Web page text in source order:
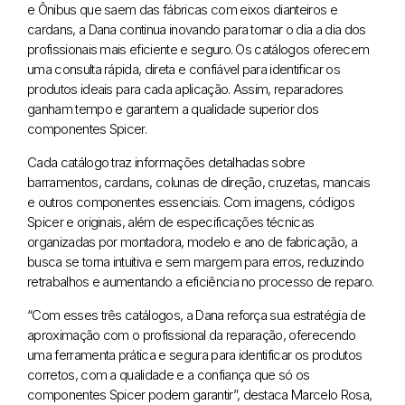
e Ônibus que saem das fábricas com eixos dianteiros e
cardans, a Dana continua inovando para tornar o dia a dia dos
profissionais mais eficiente e seguro. Os catálogos oferecem
uma consulta rápida, direta e confiável para identificar os
produtos ideais para cada aplicação. Assim, reparadores
ganham tempo e garantem a qualidade superior dos
componentes Spicer.
Cada catálogo traz informações detalhadas sobre
barramentos, cardans, colunas de direção, cruzetas, mancais
e outros componentes essenciais. Com imagens, códigos
Spicer e originais, além de especificações técnicas
organizadas por montadora, modelo e ano de fabricação, a
busca se torna intuitiva e sem margem para erros, reduzindo
retrabalhos e aumentando a eficiência no processo de reparo.
“Com esses três catálogos, a Dana reforça sua estratégia de
aproximação com o profissional da reparação, oferecendo
uma ferramenta prática e segura para identificar os produtos
corretos, com a qualidade e a confiança que só os
componentes Spicer podem garantir”, destaca Marcelo Rosa,